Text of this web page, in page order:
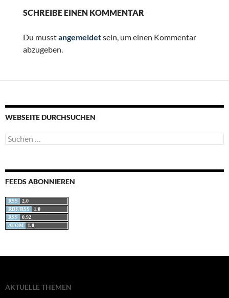
SCHREIBE EINEN KOMMENTAR
Du musstangemeldetsein, um einen Kommentar
abzugeben.
WEBSEITE DURCHSUCHEN
Suchen
nach:
FEEDS ABONNIEREN
RSS
2.0
RDF/RSS
1.0
RSS
0.92
ATOM
1.0
AKTUELLE THEMEN